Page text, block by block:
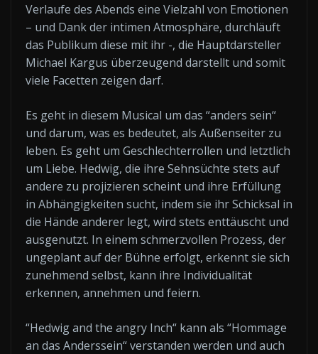
Verlaufe des Abends eine Vielzahl von Emotionen
– und Dank der intimen Atmosphäre, durchläuft
das Publikum diese mit ihr -, die Hauptdarsteller
Michael Kargus überzeugend darstellt und somit
viele Facetten zeigen darf.
Es geht in diesem Musical um das “anders sein“
und darum, was es bedeutet, als Außenseiter zu
leben. Es geht um Geschlechterrollen und letztlich
um Liebe. Hedwig, die ihre Sehnsüchte stets auf
andere zu projizieren scheint und ihre Erfüllung
in Abhängigkeiten sucht, indem sie ihr Schicksal in
die Hände anderer legt, wird stets enttäuscht und
ausgenutzt. In einem schmerzvollen Prozess, der
ungeplant auf der Bühne erfolgt, erkennt sie sich
zunehmend selbst, kann ihre Individualität
erkennen, annehmen und feiern.
“Hedwig and the angry Inch“ kann als “Hommage
an das Anderssein“ verstanden werden und auch